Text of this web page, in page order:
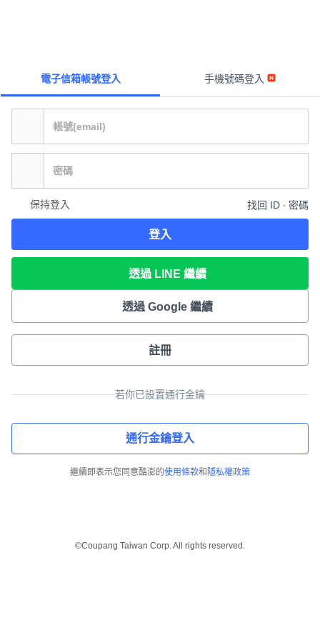
電子信箱帳號登入 手機號碼登入
保持登入 找回 ID ∙ 密碼
登入
透過 LINE 繼續
透過 Google 繼續
註冊
若你已設置通行金鑰
通行金鑰登入
繼續即表示您同意酷澎的使用條款和 隱私權政策
©Coupang Taiwan Corp. All rights reserved.